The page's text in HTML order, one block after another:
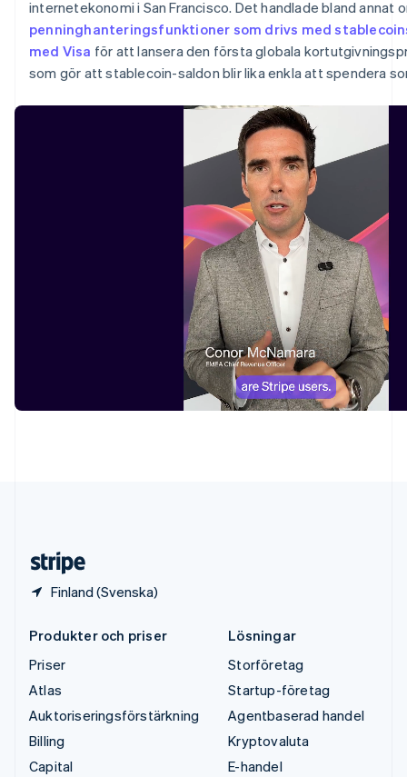
internetekonomi i San Francisco. Det handlade bland annat
penninghanteringsfunktioner som drivs med
med Visa för att lansera den första globala
som gör att stablecoin-saldon blir lika enkla att spendera
Finland (Svenska)
Portugal
PortuguêsEnglish
Rumänien
English
Schweiz
DeutschFrançaisItalianoEnglish
Produkter och priser
Priser
Atlas
Auktoriseringsförstärkning
Billing
Capital
Lösningar
Storföretag
Startup-företag
Agentbaserad handel
Kryptovaluta
E-handel